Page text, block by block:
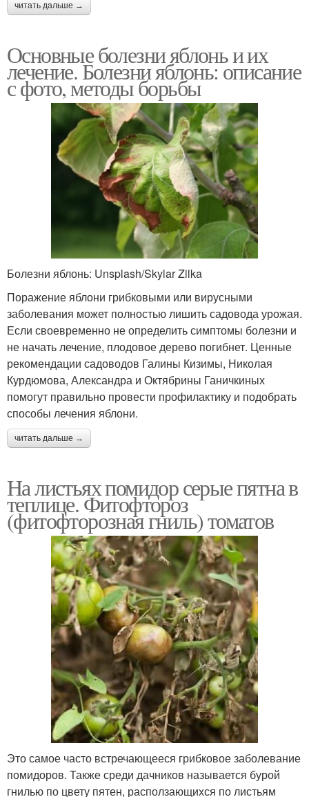
читать дальше →
Основные болезни яблонь и их
лечение. Болезни яблонь: описание
с фото, методы борьбы
Болезни яблонь: Unsplash/Skylar Zilka
Поражение яблони грибковыми или вирусными
заболевания может полностью лишить садовода урожая.
Если своевременно не определить симптомы болезни и
не начать лечение, плодовое дерево погибнет. Ценные
рекомендации садоводов Галины Кизимы, Николая
Курдюмова, Александра и Октябрины Ганичкиных
помогут правильно провести профилактику и подобрать
способы лечения яблони.
читать дальше →
На листьях помидор серые пятна в
теплице. Фитофтороз
(фитофторозная гниль) томатов
Это самое часто встречающееся грибковое заболевание
помидоров. Также среди дачников называется бурой
гнилью по цвету пятен, расползающихся по листьям